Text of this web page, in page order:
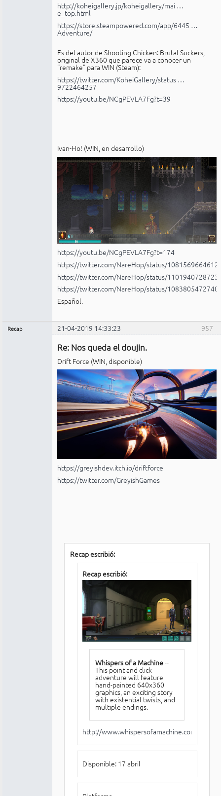
http://koheigallery.jp/koheigallery/mai …
e_top.html
https://store.steampowered.com/app/6445 …
Adventure/
Es del autor de Shooting Chicken: Brutal Suckers,
original de X360 que parece va a conocer un
"remake" para WIN (Steam):
https://twitter.com/KoheiGallery/status …
9722464257
https://youtu.be/NCgPEVLA7Fg?t=39
Ivan-Ho! (WIN, en desarrollo)
https://youtu.be/NCgPEVLA7Fg?t=174
https://twitter.com/NareHop/status/
https://twitter.com/NareHop/status/
https://twitter.com/NareHop/status/
Español.
957
Recap 21-04-2019 14:33:23
Re: Nos queda el doujin.
Drift Force (WIN, disponible)
https://greyishdev.itch.io/driftforce
https://twitter.com/GreyishGames
Recap escribió:
Recap escribió:
Whispers of a Machine--
This point and click
adventure will feature
hand-painted 640x360
graphics, an exciting story
with existential twists, and
multiple endings.
http://www.whispersofamachine.com/
Disponible: 17 abril